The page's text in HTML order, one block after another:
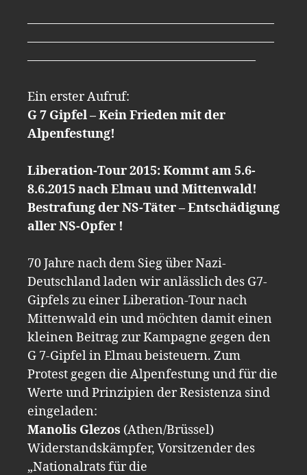
————————————————————
————————————————————
——————————————————–
Ein erster Aufruf:
G 7 Gipfel – Kein Frieden mit der
Alpenfestung!
Liberation-Tour 2015: Kommt am 5.6-
8.6.2015 nach Elmau und Mittenwald!
Bestrafung der NS-Täter – Entschädigung
aller NS-Opfer !
70 Jahre nach dem Sieg über Nazi-
Deutschland laden wir anlässlich des G7-
Gipfels zu einer Liberation-Tour nach
Mittenwald ein und möchten damit einen
kleinen Beitrag zur Kampagne gegen den
G 7-Gipfel in Elmau beisteuern. Zum
Protest gegen die Alpenfestung und für die
Werte und Prinzipien der Resistenza sind
eingeladen:
Manolis Glezos (Athen/Brüssel)
Widerstandskämpfer, Vorsitzender des
„Nationalrats für die